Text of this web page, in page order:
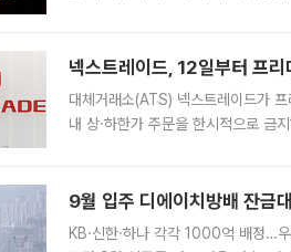
넥스트레이드, 12일부터 프리
대체거래소(ATS) 넥스트레이드가
내 상·하한가 주문을 한시적으로 금
9월 입주 디에이치방배 잔
KB·신한·하나 각각 1000억 배정…